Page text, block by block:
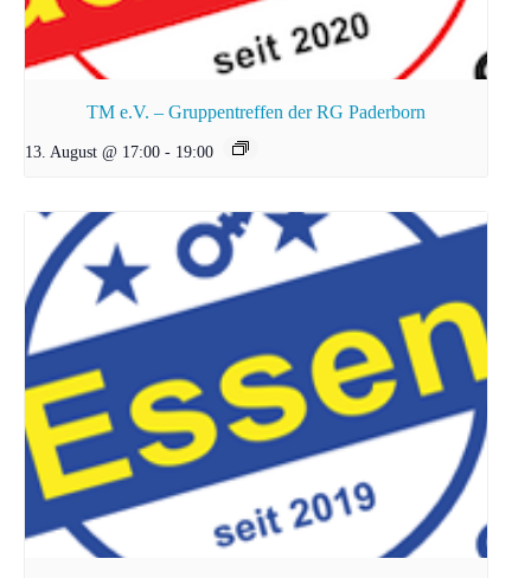
TM e.V. – Gruppentreffen der RG Paderborn
13. August @ 17:00 - 19:00